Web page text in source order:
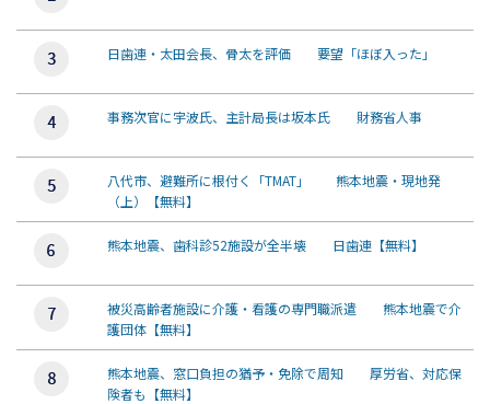
日歯連・太田会長、骨太を評価 要望「ほぼ入った」
事務次官に宇波氏、主計局長は坂本氏 財務省人事
八代市、避難所に根付く「TMAT」 熊本地震・現地発
（上）【無料】
熊本地震、歯科診52施設が全半壊 日歯連【無料】
被災高齢者施設に介護・看護の専門職派遣 熊本地震で介
護団体【無料】
熊本地震、窓口負担の猶予・免除で周知 厚労省、対応保
険者も【無料】